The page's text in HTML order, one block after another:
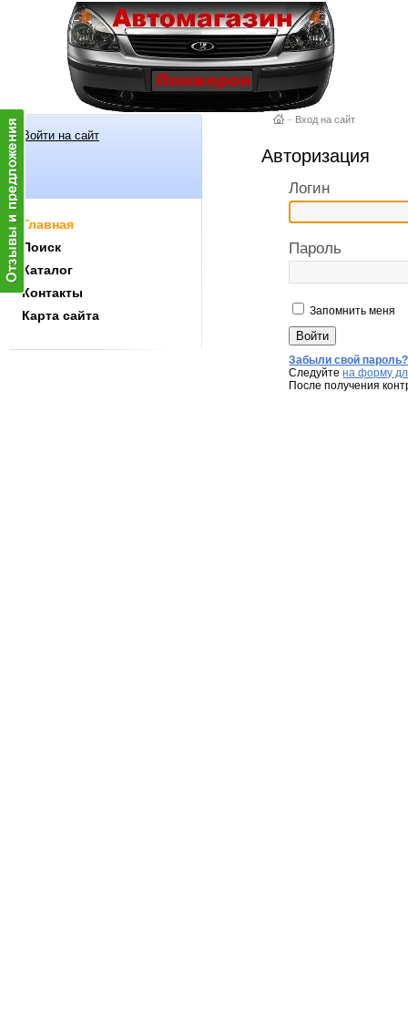
Войти на сайт
Главная
Поиск
Каталог
Контакты
Карта сайта
– Вход на сайт
Авторизация
Логин
Пароль
Запомнить меня
Забыли свой пароль?
Следуйтена форму
После получения